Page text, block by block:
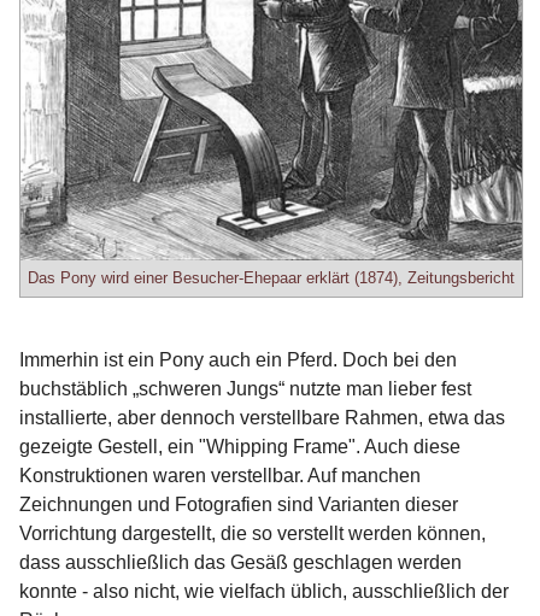
Das Pony wird einer Besucher-Ehepaar erklärt (1874), Zeitungsbericht
Immerhin ist ein Pony auch ein Pferd. Doch bei den
buchstäblich „schweren Jungs“ nutzte man lieber fest
installierte, aber dennoch verstellbare Rahmen, etwa das
gezeigte Gestell, ein "Whipping Frame". Auch diese
Konstruktionen waren verstellbar. Auf manchen
Zeichnungen und Fotografien sind Varianten dieser
Vorrichtung dargestellt, die so verstellt werden können,
dass ausschließlich das Gesäß geschlagen werden
konnte - also nicht, wie vielfach üblich, ausschließlich der